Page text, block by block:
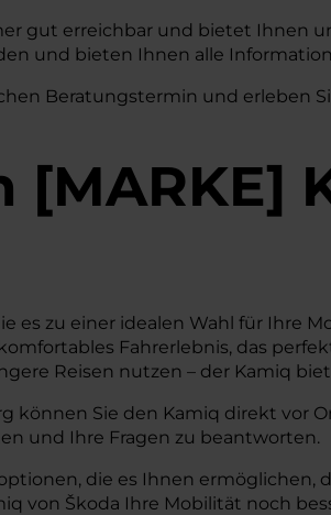
gut erreichbar und bietet Ihnen
und bieten Ihnen alle
Beratungstermin und erleben
[MARKE]
es zu einer idealen Wahl für Ihre
Fahrerlebnis, das
Reisen nutzen – der Kamiq
können Sie den Kamiq direkt vor
und Ihre Fragen zu beantworten.
die es Ihnen ermöglichen,
von Škoda Ihre Mobilität noch